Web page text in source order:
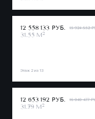
12 558 133 РУБ. 15 924 552
31.55 М2
Этаж 2 из 13
12 653 192 РУБ. 16 040 477
31.79 М2